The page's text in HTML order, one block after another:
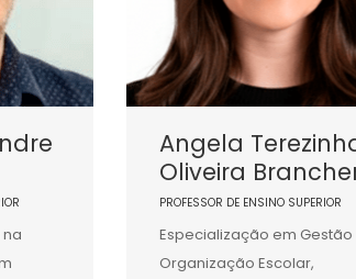
Angela
Oliveira
PROFESSOR DE ENSINO SUPERIOR
Especialização em Gestão
Organização Escolar,